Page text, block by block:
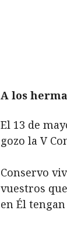
A los
El 13 de
gozo la V
Conservo
vuestros
en Él